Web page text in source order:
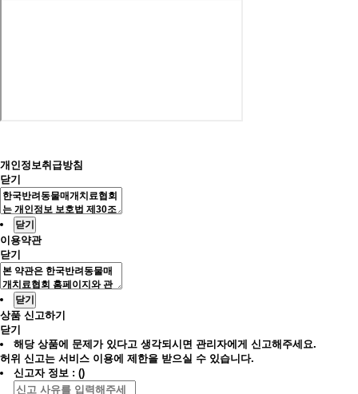
개인정보취급방침
닫기
닫기
이용약관
닫기
닫기
상품 신고하기
닫기
해당 상품에 문제가 있다고 생각되시면 관리자에게 신고해주세요.
허위 신고는 서비스 이용에 제한을 받으실 수 있습니다.
신고자 정보 : ()